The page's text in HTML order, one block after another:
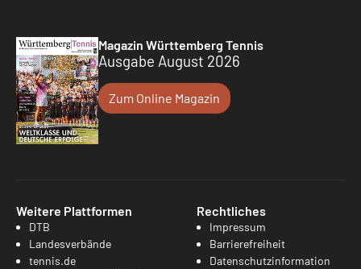
Magazin Württemberg Tennis
Ausgabe August 2026
Zum Online Magazin
Weitere Plattformen
DTB
Landesverbände
tennis.de
Rechtliches
Impressum
Barrierefreiheit
Datenschutzinformation